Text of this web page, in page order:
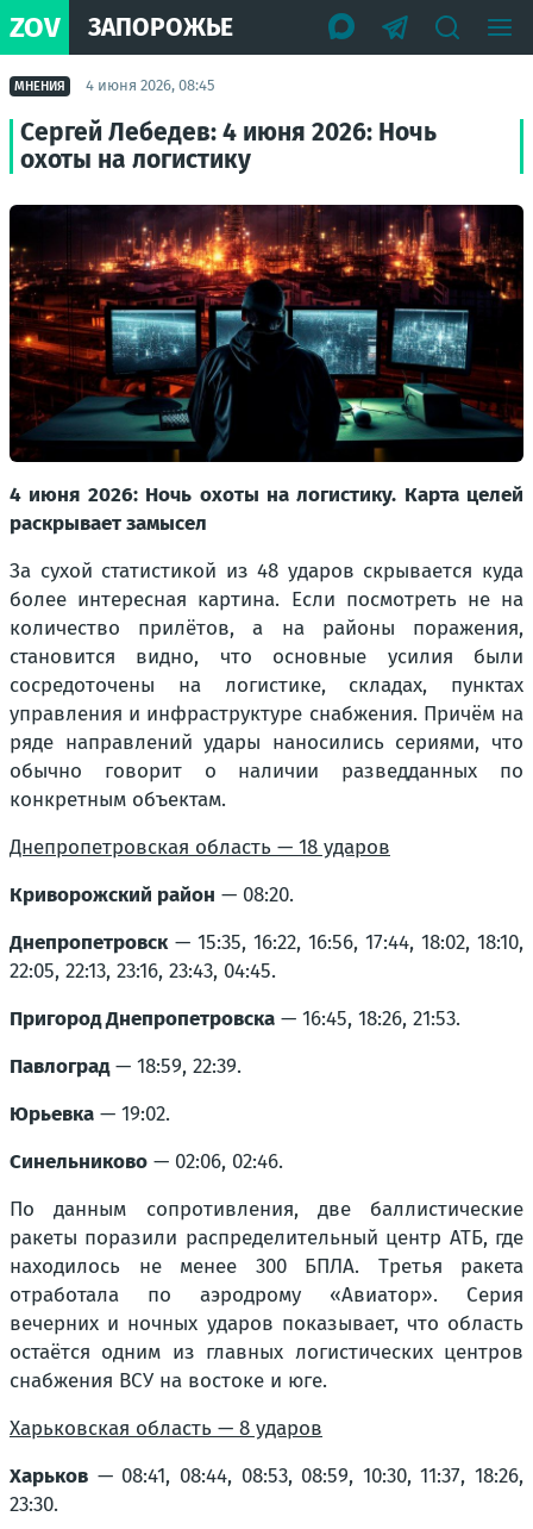
ZOV ЗАПОРОЖЬЕ
МНЕНИЯ 4 июня 2026, 08:45
Сергей Лебедев: 4 июня 2026: Ночь
охоты на логистику
4 июня 2026: Ночь охоты на логистику. Карта целей
раскрывает замысел
За сухой статистикой из 48 ударов скрывается куда
более интересная картина. Если посмотреть не на
количество прилётов, а на районы поражения,
становится видно, что основные усилия были
сосредоточены на логистике, складах, пунктах
управления и инфраструктуре снабжения. Причём на
ряде направлений удары наносились сериями, что
обычно говорит о наличии разведданных по
конкретным объектам.
Днепропетровская область — 18 ударов
Криворожский район — 08:20.
Днепропетровск— 15:35, 16:22, 16:56, 17:44, 18:02, 18:10,
22:05, 22:13, 23:16, 23:43, 04:45.
Пригород Днепропетровска — 16:45, 18:26, 21:53.
Павлоград— 18:59, 22:39.
Юрьевка — 19:02.
Синельниково — 02:06, 02:46.
По данным сопротивления, две баллистические
ракеты поразили распределительный центр АТБ, где
находилось не менее 300 БПЛА. Третья ракета
отработала по аэродрому «Авиатор». Серия
вечерних и ночных ударов показывает, что область
остаётся одним из главных логистических центров
снабжения ВСУ на востоке и юге.
Харьковская область — 8 ударов
Харьков — 08:41, 08:44, 08:53, 08:59, 10:30, 11:37, 18:26,
23:30.